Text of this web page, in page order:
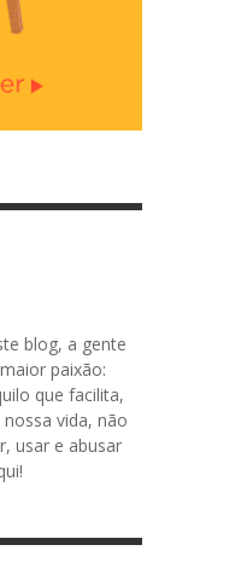
blog, a gente
paixão:
que facilita,
vida, não
usar e abusar